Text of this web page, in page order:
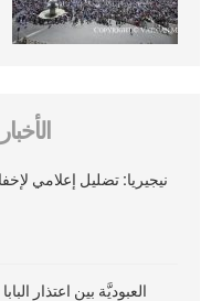
نيجيريا: تضليل إعلامي
العبوديَّة بين اعتذار